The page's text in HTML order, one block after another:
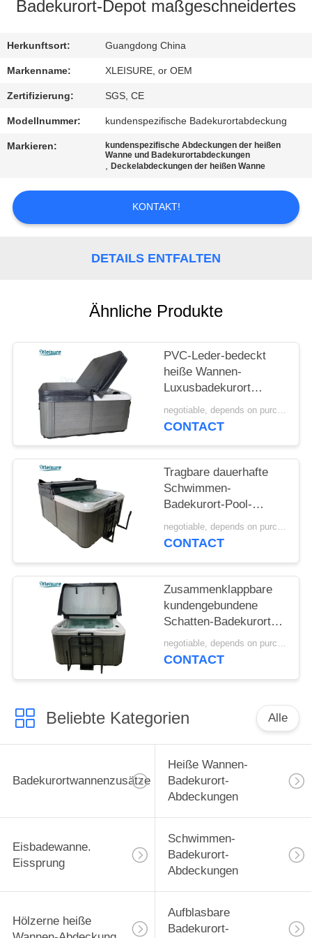
CONTROL
CONTACT
US
REQUEST
A
SITEMAP
Badekurort-Depot maßgeschneidertes
Herkunftsort: Guangdong China
Markenname: XLEISURE, or OEM
Zertifizierung: SGS, CE
Modellnummer: kundenspezifische Badekurortabdeckung
Markieren:
kundenspezifische Abdeckungen der heißen
Wanne und Badekurortabdeckungen
,Deckelabdeckungen der heißen Wanne
KONTAKT!
DETAILS ENTFALTEN
Ähnliche Produkte
PVC-Leder-bedeckt
heiße Wannen-
Luxusbadekurort
langlebiges u.
Spezialisten für
negotiable, depends on purchase volume MOQ:10 | Satz 100
CONTACT
Tragbare dauerhafte
Schwimmen-
Badekurort-Pool-
Abdeckungs-
Vinylbadekurort-
freistehendes
Schwimmen-heiße
Wanne für
negotiable, depends on purchase volume MOQ:10 | Satz 100
CONTACT
Zusammenklappbare
kundengebundene
Schatten-Badekurort-
Abdeckung im Freien
für Balboa-heiße
negotiable, depends on purchase volume MOQ:10 | Satz 100
CONTACT
Beliebte Kategorien Alle
Badekurortwannenzusätze
Heiße Wannen-
Badekurort-
Abdeckungen
Eisbadewanne.
Eissprung
Schwimmen-
Badekurort-
Abdeckungen
Hölzerne heiße
Aufblasbare
Badekurort-